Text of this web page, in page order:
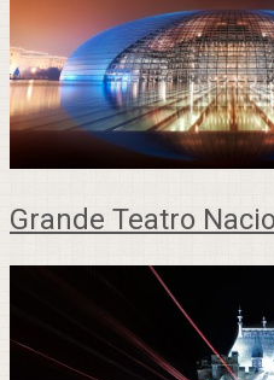
Grande Teatro